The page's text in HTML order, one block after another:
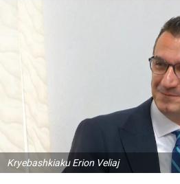
Kryebashkiaku Erion Veliaj